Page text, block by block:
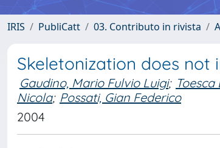
IRIS PubliCatt 03. Contributo in rivista
Skeletonization does
Gaudino, Mario Fulvio Luigi;
Nicola; Possati, Gian Federico
2004